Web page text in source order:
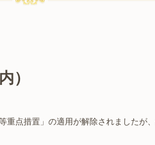
）
点措置」の適用が解除されましたが